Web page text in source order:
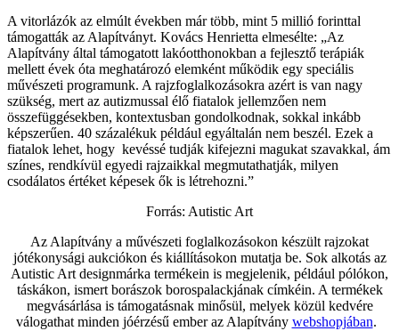
A vitorlázók az elmúlt években már több, mint 5 millió forinttal
támogatták az Alapítványt. Kovács Henrietta elmesélte: „Az
Alapítvány által támogatott lakóotthonokban a fejlesztő terápiák
mellett évek óta meghatározó elemként működik egy speciális
művészeti programunk. A rajzfoglalkozásokra azért is van nagy
szükség, mert az autizmussal élő fiatalok jellemzően nem
összefüggésekben, kontextusban gondolkodnak, sokkal inkább
képszerűen. 40 százalékuk például egyáltalán nem beszél. Ezek a
fiatalok lehet, hogy kevéssé tudják kifejezni magukat szavakkal, ám
színes, rendkívül egyedi rajzaikkal megmutathatják, milyen
csodálatos értéket képesek ők is létrehozni.”
Forrás: Autistic Art
Az Alapítvány a művészeti foglalkozásokon készült rajzokat
jótékonysági aukciókon és kiállításokon mutatja be. Sok alkotás az
Autistic Art designmárka termékein is megjelenik, például pólókon,
táskákon, ismert borászok borospalackjának címkéin. A termékek
megvásárlása is támogatásnak minősül, melyek közül kedvére
válogathat minden jóérzésű ember az Alapítvány webshopjában.